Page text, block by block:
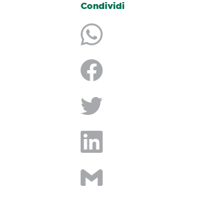
Condividi